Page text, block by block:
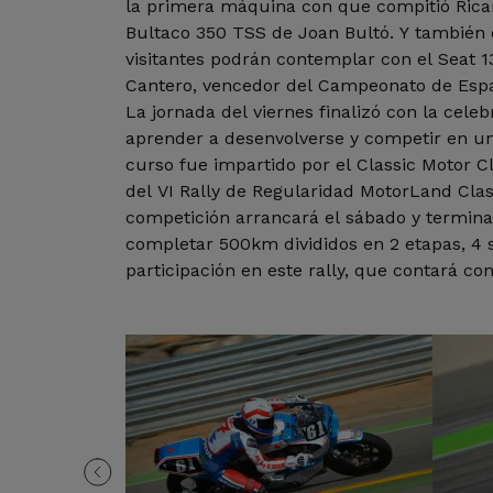
la primera máquina con que compitió
Bultaco 350 TSS de Joan Bultó. Y
visitantes podrán contemplar con el Seat
Cantero, vencedor del Campeonato de
La jornada del viernes finalizó con la
aprender a desenvolverse y competir en
curso fue impartido por el Classic Motor
del VI Rally de Regularidad MotorLand
competición arrancará el sábado y
completar 500km divididos en 2 etapas, 4
participación en este rally, que contará